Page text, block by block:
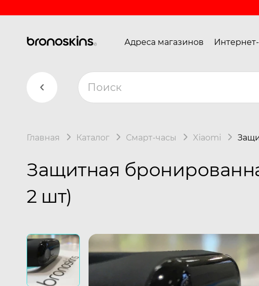
Адреса магазинов
Главная Каталог Смарт-часы Xiaomi
Защитная
2 шт)